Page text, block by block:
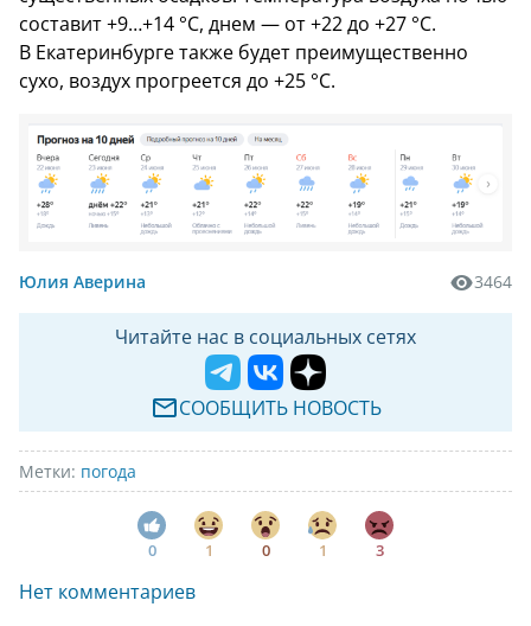
составит +9…+14 °C, днем — от +22 до +27 °C.
В Екатеринбурге также будет преимущественно
сухо, воздух прогреется до +25 °C.
Юлия Аверина 3464
Читайте нас в социальных сетях
СООБЩИТЬ НОВОСТЬ
Метки: погода
0 1 0 1 3
Нет комментариев